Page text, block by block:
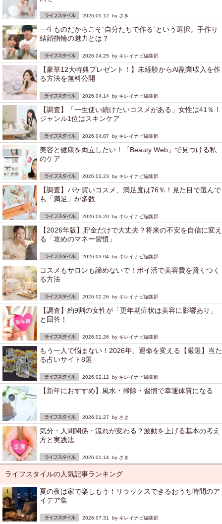
2026.05.12 by さき
一生ものだからこそ“自分たちで作る”という選択。手作り
結婚指輪の魅力とは？
2026.04.25 by キレイナビ編集部
【豪華12大特典プレゼント！】未経験からAI副業収入を作
る方法を無料公開
2026.04.14 by キレイナビ編集部
【調査】「一生使い続けたいコスメがある」女性は41％！
ジャンル1位はスキンケア
2026.04.07 by キレイナビ編集部
美容と健康を両立したい！「Beauty Web」で見つける私
のケア
2026.03.23 by キレイナビ編集部
【調査】パケ買いコスメ、満足度は76％！見た目で選んで
も「満足」が多数
2026.03.20 by キレイナビ編集部
【2026年版】貯金だけで大丈夫？将来の不安を自信に変え
る「攻めのマネー習慣」
2026.03.04 by キレイナビ編集部
コスメもサロンも諦めないで！ポイ活で美容費を賢くつく
る方法
2026.02.26 by キレイナビ編集部
【調査】約9割の女性が「更年期症状は美容に影響あり」
と回答！
2026.02.26 by キレイナビ編集部
もう一人で悩まない！2026年、運命を変える【厳選】当た
る占いサイト8選
2026.02.12 by キレイナビ編集部
【新年におすすめ】風水・掃除・習慣で幸運体質になる
2026.01.27 by さき
気分・人間関係・流れが変わる？波動を上げる基本の考え
方と実践法
2026.01.14 by さき
ライフスタイルの人気記事ランキング
夏の夜は家で楽しもう！リラックスできるおうち時間のア
イデア集
2026.07.31 by キレイナビ編集部